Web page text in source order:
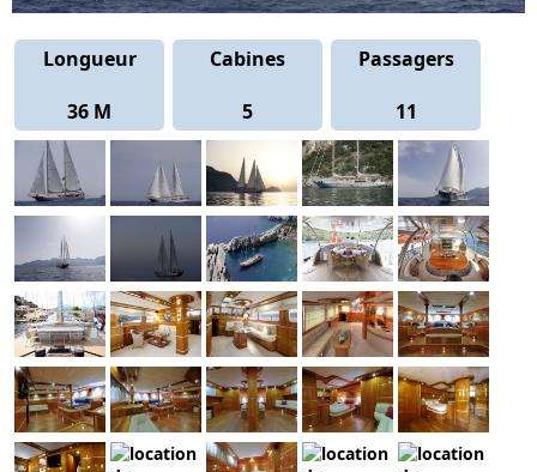
Longueur
36 M
Cabines
5
Passagers
11